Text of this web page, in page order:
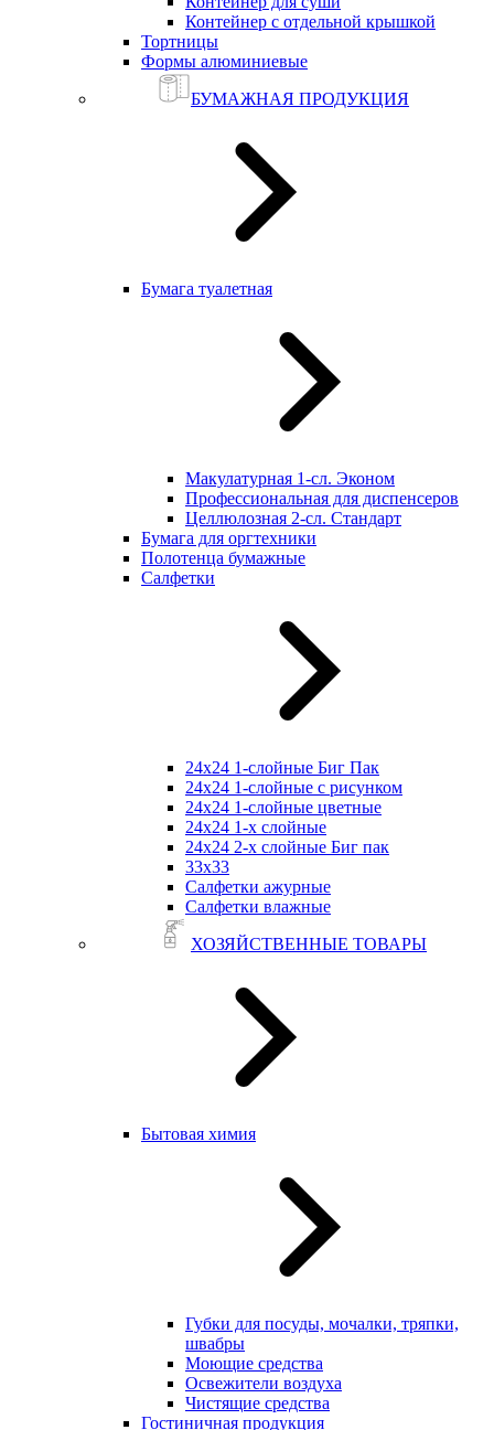
Контейнер с отдельной крышкой
Тортницы
Формы алюминиевые
БУМАЖНАЯ ПРОДУКЦИЯ
Бумага туалетная
Макулатурная 1-сл. Эконом
Профессиональная для диспенсеров
Целлюлозная 2-сл. Стандарт
Бумага для оргтехники
Полотенца бумажные
Салфетки
24х24 1-слойные Биг Пак
24х24 1-слойные с рисунком
24х24 1-слойные цветные
24х24 1-х слойные
24х24 2-х слойные Биг пак
33х33
Салфетки ажурные
Салфетки влажные
ХОЗЯЙСТВЕННЫЕ ТОВАРЫ
Бытовая химия
Губки для посуды, мочалки, тряпки,
швабры
Моющие средства
Освежители воздуха
Чистящие средства
Гостиничная продукция